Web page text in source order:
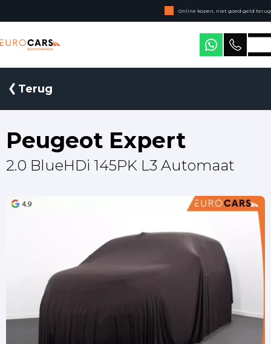
Online kopen, niet goed geld terug
Geen jaarcijfers nodig
Terug
Peugeot Expert
2.0 BlueHDi 145PK L3 Automaat